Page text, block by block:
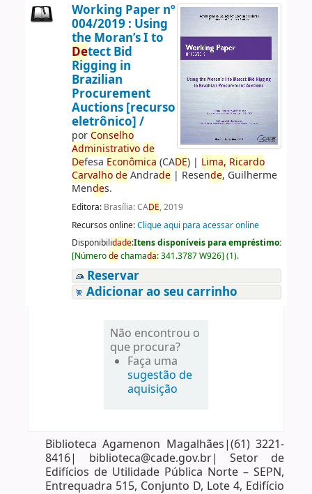
Working Paper nº
004/2019 : Using
the Moran’s I to
Detect Bid
Rigging in
Brazilian
Procurement
Auctions [recurso
eletrônico] /
porConselho
Administrativo de
Defesa Econômica (CADE)| Lima, Ricardo
Carvalho deAndrade| Resende, Guilherme
Mendes.
Editora: Brasília: CADE, 2019
Recursos online:Clique aqui para acessar online
Disponibilidade:Itens disponíveis para empréstimo:
[Númerodechamada:341.3787 W926] (1).
Reservar
Adicionar ao seu carrinho
Não encontrou o
que procura?
Faça uma
sugestão de
aquisição
Biblioteca Agamenon Magalhães|(61) 3221-
8416| biblioteca@cade.gov.br| Setor de
Edifícios de Utilidade Pública Norte – SEPN,
Entrequadra 515, Conjunto D, Lote 4, Edifício